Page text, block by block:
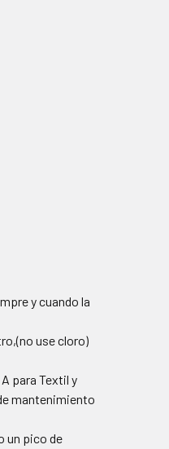
y cuando la
use cloro)
para Textil y
mantenimiento
un pico de